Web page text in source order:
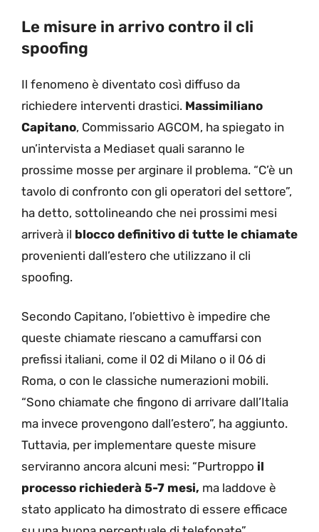
Le misure in arrivo contro il cli
spoofing
Il fenomeno è diventato così diffuso da
richiedere interventi drastici. Massimiliano
Capitano, Commissario AGCOM, ha spiegato in
un’intervista a Mediaset quali saranno le
prossime mosse per arginare il problema. “C’è un
tavolo di confronto con gli operatori del settore”,
ha detto, sottolineando che nei prossimi mesi
arriverà il blocco definitivo di tutte le chiamate
provenienti dall’estero che utilizzano il cli
spoofing.
Secondo Capitano, l’obiettivo è impedire che
queste chiamate riescano a camuffarsi con
prefissi italiani, come il 02 di Milano o il 06 di
Roma, o con le classiche numerazioni mobili.
“Sono chiamate che fingono di arrivare dall’Italia
ma invece provengono dall’estero”, ha aggiunto.
Tuttavia, per implementare queste misure
serviranno ancora alcuni mesi: “Purtroppo il
processo richiederà 5-7 mesi, ma laddove è
stato applicato ha dimostrato di essere efficace